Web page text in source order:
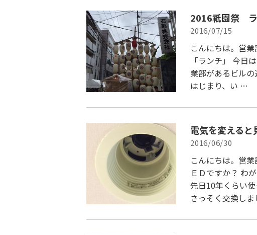
2016祇園祭 ラ
2016/07/15
こんにちは。営
「ランチ」 今日
業部があるビル
はじまり、い …
電気を変える
2016/06/30
こんにちは。営
ＥＤですか？ わ
先日10年くらい
さっそく交換し